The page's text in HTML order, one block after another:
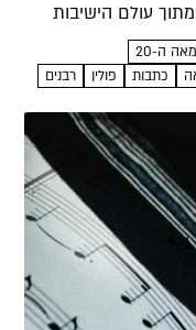
עולם הישיבות
לאורם דורה-20
כתבות פולין
רבנים